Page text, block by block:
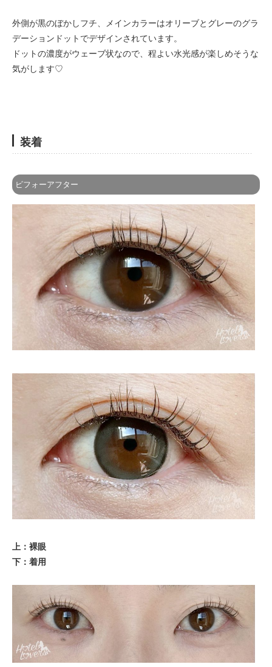
外側が黒のぼかしフチ、メインカラーはオリーブとグレーのグラ
デーションドットでデザインされています。
ドットの濃度がウェーブ状なので、程よい水光感が楽しめそうな
気がします♡
装着
ビフォーアフター
上：裸眼
下：着用